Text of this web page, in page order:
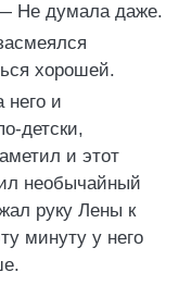
Не думала даже.
хорошей.
него и
детски,
и этот
необычайный
руку Лены к
минуту у него